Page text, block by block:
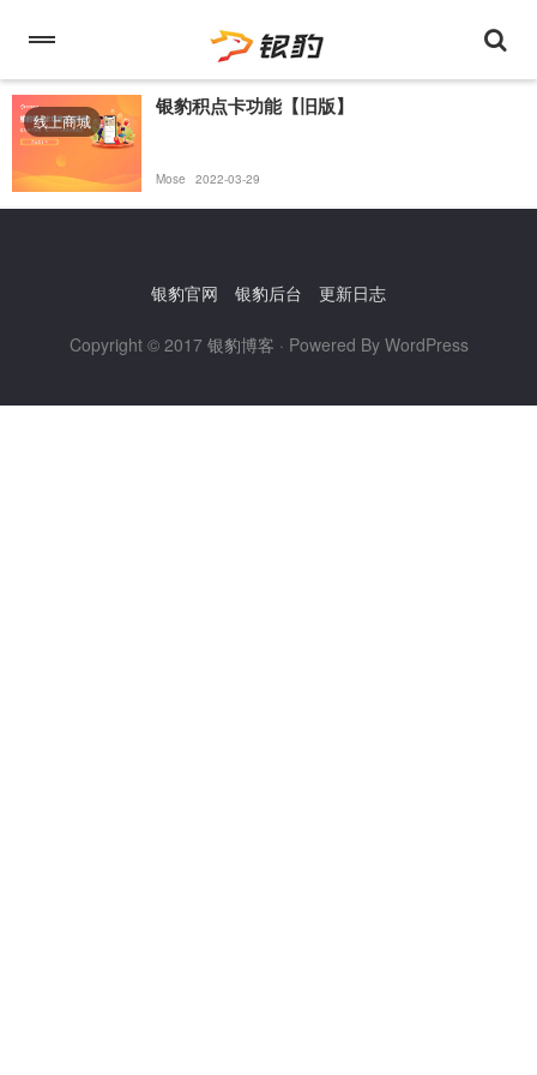
线上商城
银豹积点卡功能【旧版】
Mose 2022-03-29
银豹官网 银豹后台 更新日志
Copyright © 2017 银豹博客 · Powered By WordPress